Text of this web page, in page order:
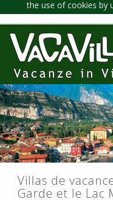
the use of cookies by
Villas de
Garde et le Lac